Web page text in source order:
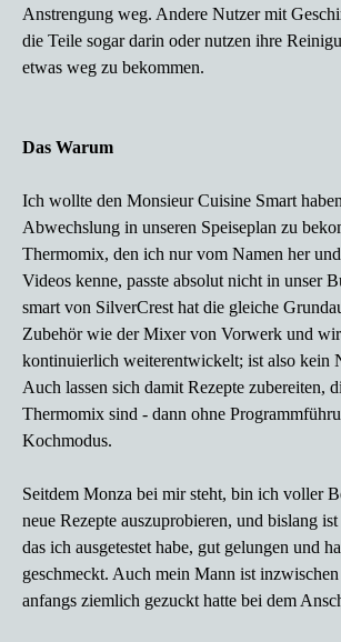
Anstrengung weg. Andere Nutzer mit
die Teile sogar darin oder nutzen ihre
etwas weg zu bekommen.
Das Warum
Ich wollte den Monsieur Cuisine Smart
Abwechslung in unseren Speiseplan zu
Thermomix, den ich nur vom Namen her
Videos kenne, passte absolut nicht in unser
smart von SilverCrest hat die gleiche
Zubehör wie der Mixer von Vorwerk und
kontinuierlich weiterentwickelt; ist also kein
Auch lassen sich damit Rezepte zubereiten,
Thermomix sind - dann ohne
Kochmodus.
Seitdem Monza bei mir steht, bin ich voller
neue Rezepte auszuprobieren, und bislang
das ich ausgetestet habe, gut gelungen und
geschmeckt. Auch mein Mann ist
anfangs ziemlich gezuckt hatte bei dem